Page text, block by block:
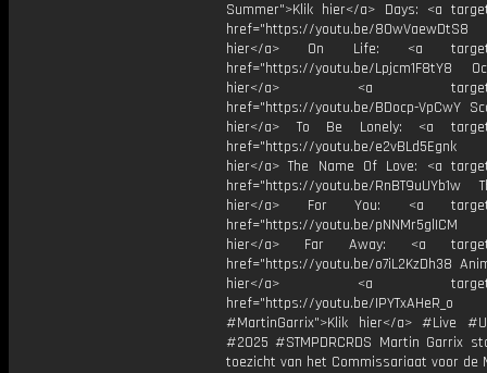
Summer">Klik hier</a> Days: <a
href="https://youtu.be/8OwVaewDtS8
hier</a> On Life: <a
href="https://youtu.be/Lpjcm1F8tY8
hier</a> <a
href="https://youtu.be/BDocp-VpCwY
hier</a> To Be Lonely: <a
href="https://youtu.be/
hier</a> The Name Of Love: <a
href="https://youtu.be/RnBT9uUYb1w
hier</a> For You: <a
href="https://youtu.be/
hier</a> Far Away: <a
href="https://youtu.be/o7iL2KzDh38
hier</a> <a
href="https://youtu.be/IPYTxAHeR_o
#MartinGarrix">Klik hier</a> #Live
#2025 #STMPDRCRDS Martin Garrix
toezicht van het Commissariaat voor de